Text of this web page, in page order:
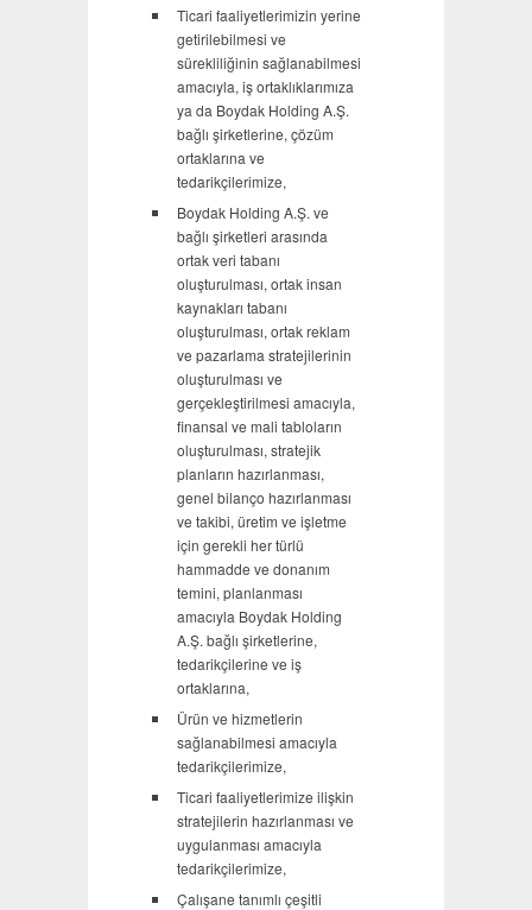
Ticari faaliyetlerimizin yerine
getirilebilmesi ve
sürekliliğinin sağlanabilmesi
amacıyla, iş ortaklıklarımıza
ya da Boydak Holding A.Ş.
bağlı şirketlerine, çözüm
ortaklarına ve
tedarikçilerimize,
Boydak Holding A.Ş. ve
bağlı şirketleri arasında
ortak veri tabanı
oluşturulması, ortak insan
kaynakları tabanı
oluşturulması, ortak reklam
ve pazarlama stratejilerinin
oluşturulması ve
gerçekleştirilmesi amacıyla,
finansal ve mali tabloların
oluşturulması, stratejik
planların hazırlanması,
genel bilanço hazırlanması
ve takibi, üretim ve işletme
için gerekli her türlü
hammadde ve donanım
temini, planlanması
amacıyla Boydak Holding
A.Ş. bağlı şirketlerine,
tedarikçilerine ve iş
ortaklarına,
Ürün ve hizmetlerin
sağlanabilmesi amacıyla
tedarikçilerimize,
Ticari faaliyetlerimize ilişkin
stratejilerin hazırlanması ve
uygulanması amacıyla
tedarikçilerimize,
Çalışane tanımlı çeşitli